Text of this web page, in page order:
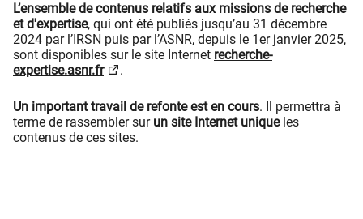
L’ensemble de contenus relatifs aux missions de recherche
et d'expertise, qui ont été publiés jusqu’au 31 décembre
2024 par l’IRSN puis par l’ASNR, depuis le 1er janvier 2025,
sont disponibles sur le site Internet recherche-
expertise.asnr.fr
.
Un important travail de refonte est en cours. Il permettra à
terme de rassembler sur un site Internet uniqueles
contenus de ces sites.